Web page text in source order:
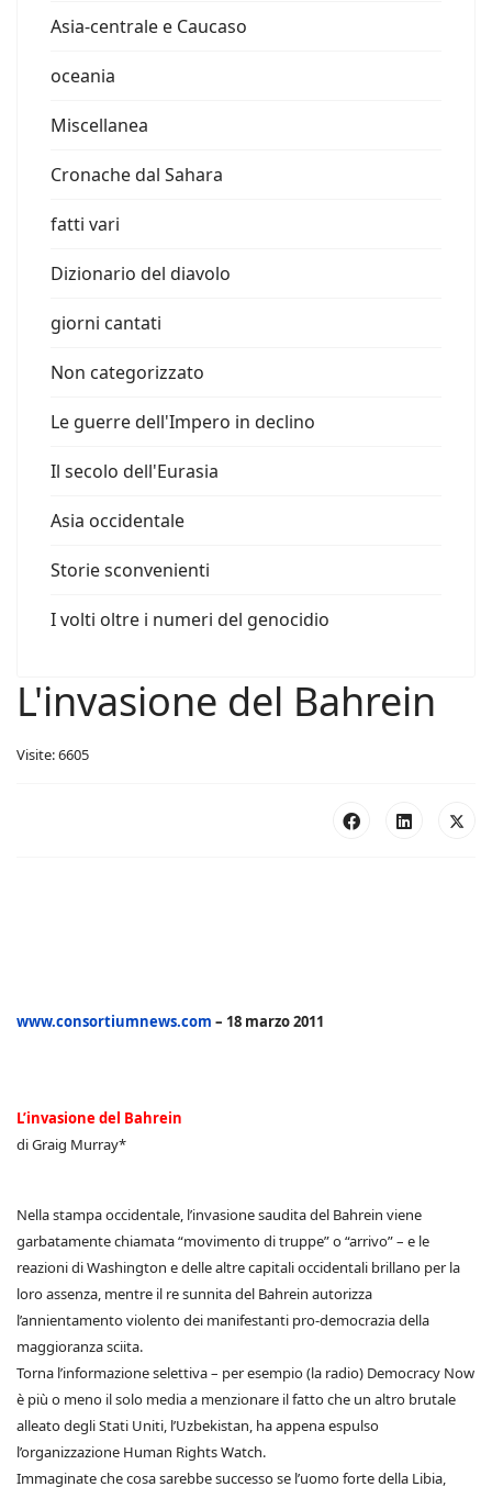
Asia-centrale e Caucaso
oceania
Miscellanea
Cronache dal Sahara
fatti vari
Dizionario del diavolo
giorni cantati
Non categorizzato
Le guerre dell'Impero in declino
Il secolo dell'Eurasia
Asia occidentale
Storie sconvenienti
I volti oltre i numeri del genocidio
L'invasione del Bahrein
Visite: 6605
www.consortiumnews.com – 18 marzo 2011
L’invasione del Bahrein
di Graig Murray*
Nella stampa occidentale, l’invasione saudita del Bahrein viene
garbatamente chiamata “movimento di truppe” o “arrivo” – e le
reazioni di Washington e delle altre capitali occidentali brillano per la
loro assenza, mentre il re sunnita del Bahrein autorizza
l’annientamento violento dei manifestanti pro-democrazia della
maggioranza sciita.
Torna l’informazione selettiva – per esempio (la radio) Democracy Now
è più o meno il solo media a menzionare il fatto che un altro brutale
alleato degli Stati Uniti, l’Uzbekistan, ha appena espulso
l’organizzazione Human Rights Watch.
Immaginate che cosa sarebbe successo se l’uomo forte della Libia,